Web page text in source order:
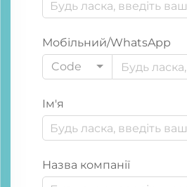
Мобільний/WhatsApp
Code
Ім'я
Назва компанії